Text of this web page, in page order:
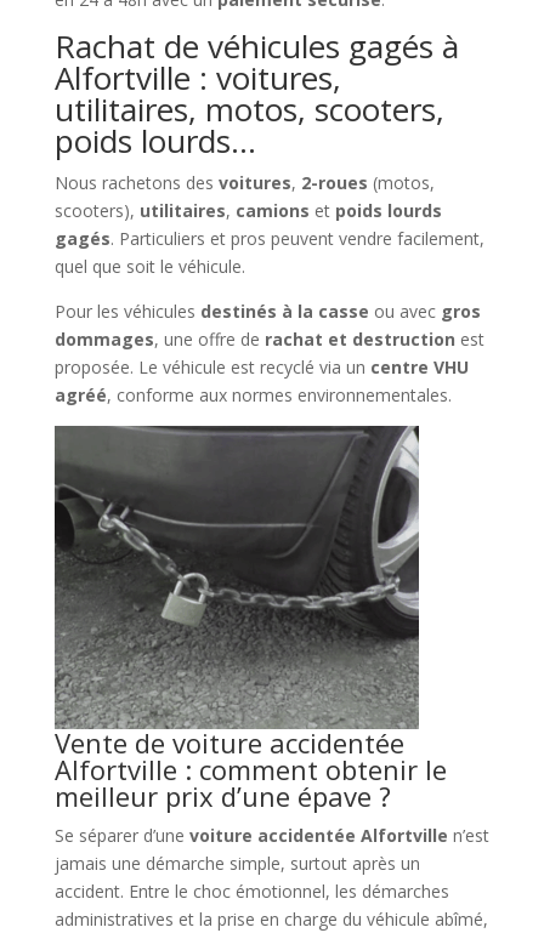
Rachat de véhicules gagés à
Alfortville : voitures,
utilitaires, motos, scooters,
poids lourds…
Nous rachetons des voitures, 2-roues (motos,
scooters), utilitaires, camions et poids lourds
gagés. Particuliers et pros peuvent vendre facilement,
quel que soit le véhicule.
Pour les véhicules destinés à la casse ou avec gros
dommages, une offre de rachat et destruction est
proposée. Le véhicule est recyclé via un centre VHU
agréé, conforme aux normes environnementales.
Vente de voiture accidentée
Alfortville : comment obtenir le
meilleur prix d’une épave ?
Se séparer d’une voiture accidentée Alfortville n’est
jamais une démarche simple, surtout après un
accident. Entre le choc émotionnel, les démarches
administratives et la prise en charge du véhicule abîmé,